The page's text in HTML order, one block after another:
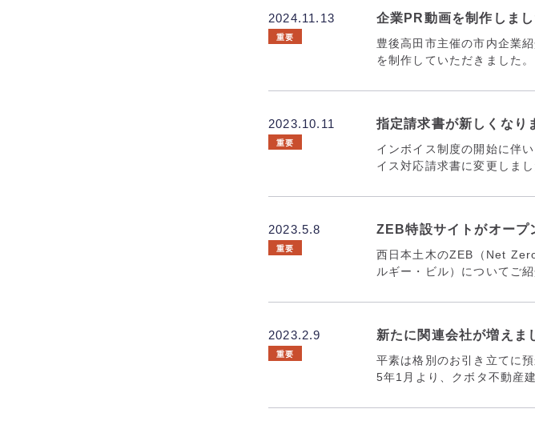
2024.11.13
重要
企業PR動画を制作しまし
豊後高田市主催の市内企業
を制作していただきました
2023.10.11
重要
指定請求書が新しくなり
インボイス制度の開始に伴
イス対応請求書に変更しま
2023.5.8
重要
ZEB特設サイトがオープ
西日本土木のZEB（Net
ルギー・ビル）についてご
2023.2.9
重要
新たに関連会社が増えま
平素は格別のお引き立てに
5年1月より、クボタ不動産